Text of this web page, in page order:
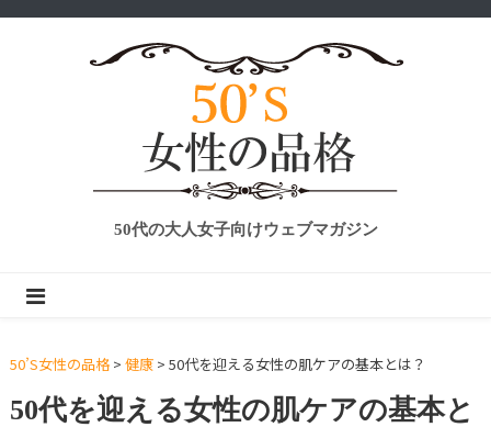
50代の大人女子向けウェブマガジン
50’S女性の品格> 健康> 50代を迎える女性の肌ケアの基本とは？
50代を迎える女性の肌ケアの基本と